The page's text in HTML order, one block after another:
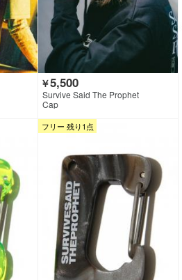
￥5,500
Survive Said The Prophet
Cap
フリー 残り1点